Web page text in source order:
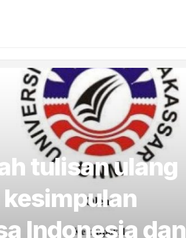
tulisan ulang
Indonesia dan